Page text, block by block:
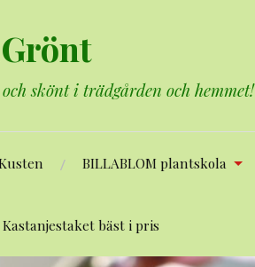
skönt i trädgården och hemmet!
BILLABLOM plantskola
Kastanjestaket bäst i pris